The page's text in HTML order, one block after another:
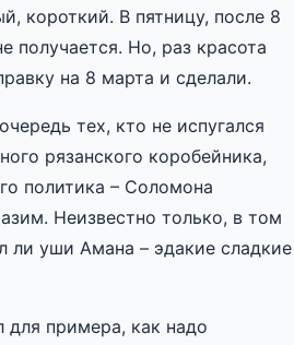
короткий. В пятницу, после 8
получается. Но, раз красота
на 8 марта и сделали.
тех, кто не испугался
рязанского коробейника,
политика – Соломона
Неизвестно только, в том
ли уши Амана – эдакие сладкие
примера, как надо